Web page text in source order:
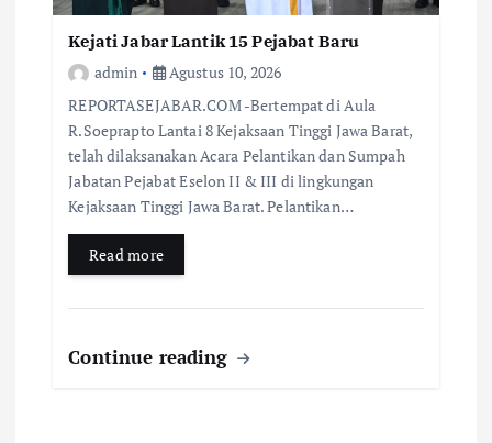
Kejati Jabar Lantik 15 Pejabat Baru
admin
Agustus 10, 2026
REPORTASEJABAR.COM -Bertempat di Aula
R.Soeprapto Lantai 8 Kejaksaan Tinggi Jawa Barat,
telah dilaksanakan Acara Pelantikan dan Sumpah
Jabatan Pejabat Eselon II & III di lingkungan
Kejaksaan Tinggi Jawa Barat. Pelantikan…
Read more
Continue reading